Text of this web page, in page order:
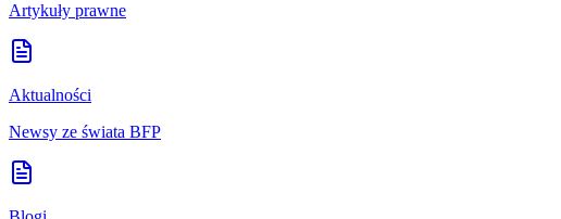
Artykuły prawne
Aktualności
Newsy ze świata BFP